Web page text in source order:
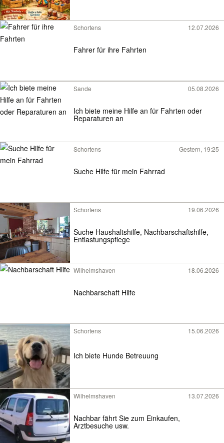
Schortens 12.07.2026
Fahrer für ihre Fahrten
Sande 05.08.2026
Ich biete meine Hilfe an für Fahrten oder
Reparaturen an
Schortens Gestern, 19:25
Suche Hilfe für mein Fahrrad
Schortens 19.06.2026
Suche Haushaltshilfe, Nachbarschaftshilfe,
Entlastungspflege
Wilhelmshaven 18.06.2026
Nachbarschaft Hilfe
Schortens 15.06.2026
Ich biete Hunde Betreuung
Wilhelmshaven 13.07.2026
Nachbar fährt Sie zum Einkaufen,
Arztbesuche usw.